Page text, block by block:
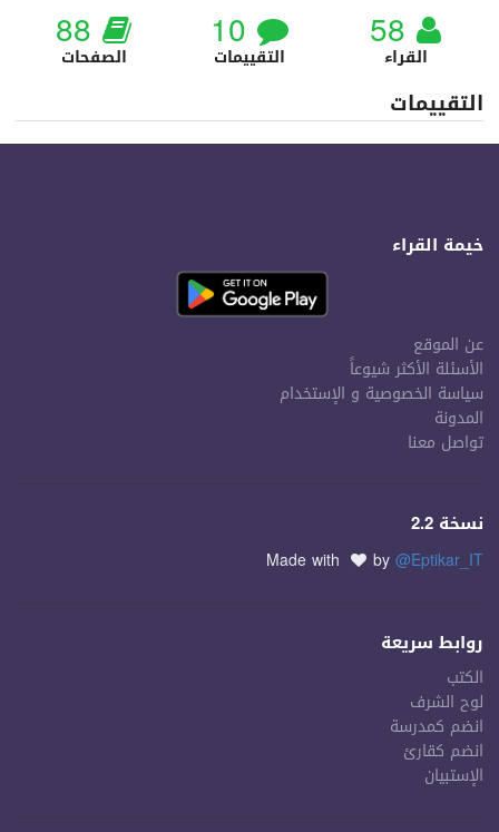
القراء 10
التقييمات 88
الصفحات
التقييمات
خيمة القراء
عن الموقع
الأسئلة الأكثر شيوعاً
سياسة الخصوصية و الإستخدام
المدونة
تواصل معنا
نسخة 2.2
Made with by@Eptikar_IT
روابط سريعة
الكتب
لوح الشرف
انضم كمدرسة
انضم كقارئ
الإستبيان